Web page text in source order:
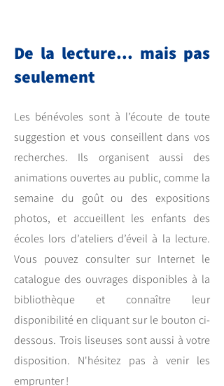
De la lecture... mais pas
seulement
Les bénévoles sont à l’écoute de toute
suggestion et vous conseillent dans vos
recherches. Ils organisent aussi des
animations ouvertes au public, comme la
semaine du goût ou des expositions
photos, et accueillent les enfants des
écoles lors d’ateliers d’éveil à la lecture.
Vous pouvez consulter sur Internet le
catalogue des ouvrages disponibles à la
bibliothèque et connaître leur
disponibilité en cliquant sur le bouton ci-
dessous. Trois liseuses sont aussi à votre
disposition. N'hésitez pas à venir les
emprunter !